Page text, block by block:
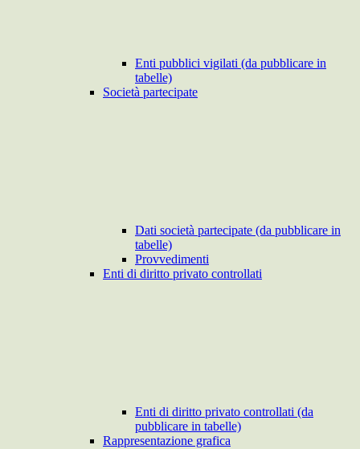
Enti pubblici vigilati (da pubblicare in
tabelle)
Società partecipate
Dati società partecipate (da pubblicare in
tabelle)
Provvedimenti
Enti di diritto privato controllati
Enti di diritto privato controllati (da
pubblicare in tabelle)
Rappresentazione grafica